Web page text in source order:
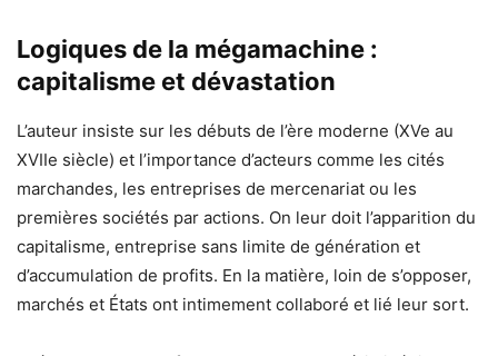
Logiques de la mégamachine :
capitalisme et dévastation
L’auteur insiste sur les débuts de l’ère moderne (XVe au
XVIIe siècle) et l’importance d’acteurs comme les cités
marchandes, les entreprises de mercenariat ou les
premières sociétés par actions. On leur doit l’apparition du
capitalisme, entreprise sans limite de génération et
d’accumulation de profits. En la matière, loin de s’opposer,
marchés et États ont intimement collaboré et lié leur sort.